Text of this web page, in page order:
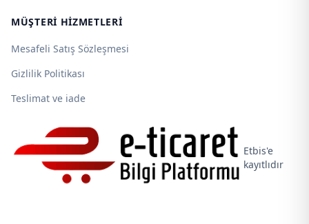
MÜŞTERI HIZMETLERI
Mesafeli Satış Sözleşmesi
Gizlilik Politikası
Teslimat ve iade
Etbis'e
kayıtlıdır